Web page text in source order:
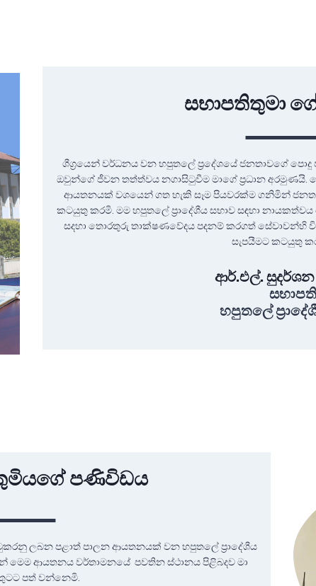
සභාපතිතුමා
ශීග්‍රයෙන් වර්ධනය වන හපුතලේ ප්‍රදේශයේ ජනතාවගේ
ඔවුන්ගේ ජීවන තත්ත්වය නගාසිටුවීම මාගේ ප්‍රධාන අරමුණයි.
ආයතනයක් වශයෙන් ගත හැකි සෑම පියවරක්ම ගනිමින්
කටයුතු කරමි. මම හපුතලේ ප්‍රාදේශීය සභාව සඳහා
සදහා තොරතුරු තාක්ෂණවේදය පදනම් කරගත් සේවාවන්හි
සැපයීමට කටයුතු
ආර්.එල්.
සභාපති
හපුතලේ
පණිවිඩය
ලබන පළාත් පාලන ආයතනයක් වන හපුතලේ ප්‍රාදේශීය
මෙම ආයතනය වර්තාමනයේ පවතින ස්ථානය පිළිබදව මා
පත් වන්නෙමි.